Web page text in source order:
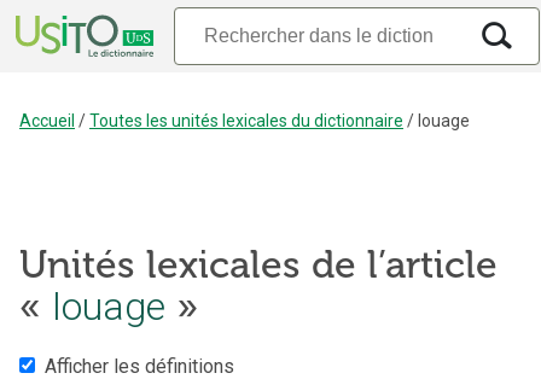
Accueil /Toutes les unités lexicales du dictionnaire / louage
Unités lexicales de l’article
« louage »
Afficher les définitions